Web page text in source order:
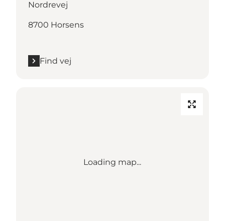
Nordrevej
8700 Horsens
Find vej
Loading map...